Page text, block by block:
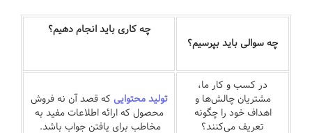
چه سوالی باید بپرسیم؟
چه کاری باید انجام دهیم؟
در کسب و کار ما،
مشتریان چالش‌ها و
اهداف خود را چگونه
تعریف می‎‌کنند؟
تولید محتوایی که قصد آن نه فروش
محصول که ارائه اطلاعات مفید به
مخاطب برای یافتن جواب باشد.